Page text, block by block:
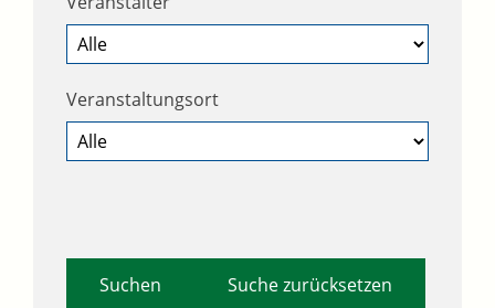
Veranstaltungsort
Suche zurücksetzen